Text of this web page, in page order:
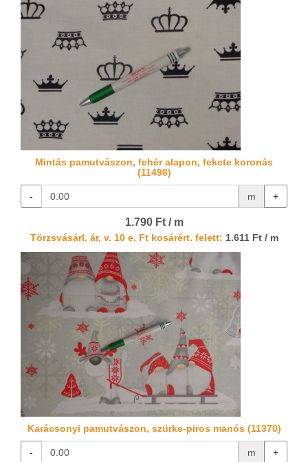
Mintás pamutvászon, fehér alapon, fekete koronás
(11498)
- m +
1.790 Ft / m
Törzsvásárl. ár, v. 10 e. Ft kosárért. felett: 1.611 Ft / m
Karácsonyi pamutvászon, szürke-piros manós (11370)
- m +